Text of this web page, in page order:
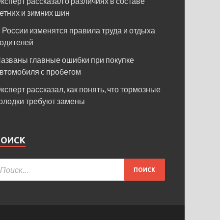
и зимних шин
России изменятся правила труда и отдыха
главные ошибки при покупке
с пробегом
рассказал, как понять, что тормозные
требуют замены